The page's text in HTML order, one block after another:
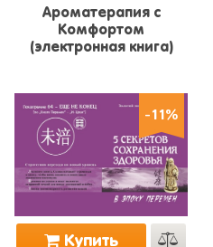
Ароматерапия с
Комфортом
(электронная книга)
-11%
Купить